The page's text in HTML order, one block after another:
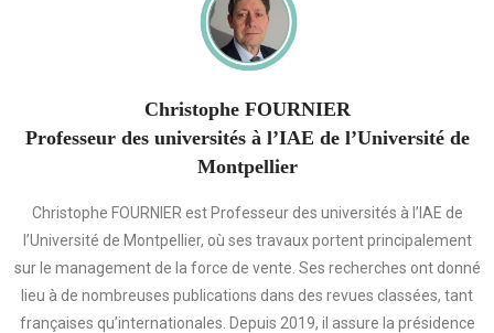
Christophe FOURNIER
Professeur des universités à l’IAE de l’Université de
Montpellier
Christophe FOURNIER est Professeur des universités à l’IAE de
l’Université de Montpellier, où ses travaux portent principalement
sur le management de la force de vente. Ses recherches ont donné
lieu à de nombreuses publications dans des revues classées, tant
françaises qu’internationales. Depuis 2019, il assure la présidence